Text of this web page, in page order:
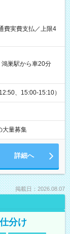
費実費支払／上限4
鴻巣駅から車20分
、15:00-15:10）
大量募集
詳細へ
掲載日：2026.08.07
分け